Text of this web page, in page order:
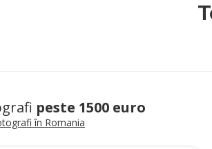
peste 1500 euro
în Romania